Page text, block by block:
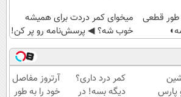
طور قطعی
میخوای کمر دردت برای همیشه
خوب شه؟ ◀ پرسش‌نامه رو پر کن!
پارس
کمر درد داری؟
دیگه بسه! در
آرتروز مفاصل
خود را به طور